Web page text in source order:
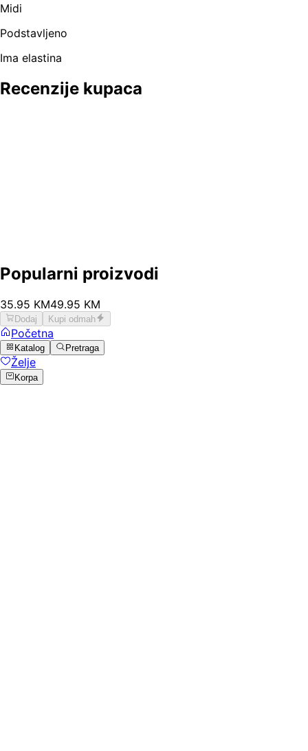
Midi
Podstavljeno
Ima elastina
Recenzije kupaca
Popularni proizvodi
35.95 KM49.95 KM
Dodaj Kupi odmah
Početna
Katalog Pretraga
Želje
Korpa